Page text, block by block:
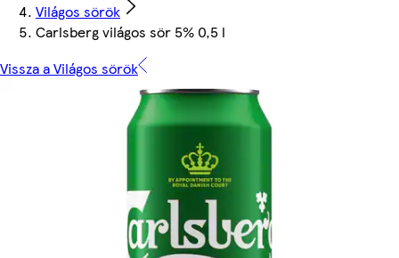
Világos sörök
Carlsberg világos sör 5% 0,5 l
Vissza a Világos sörök